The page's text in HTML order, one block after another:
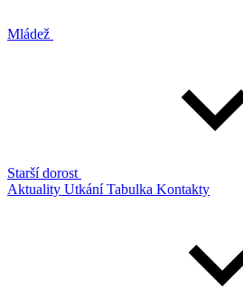
Mládež
Starší dorost
Aktuality UtkáníTabulka Kontakty